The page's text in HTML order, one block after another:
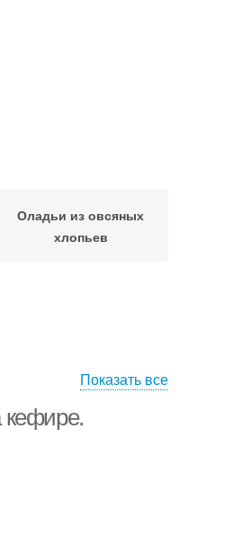
Оладьи из овсяных
хлопьев
Показать все
кефире.